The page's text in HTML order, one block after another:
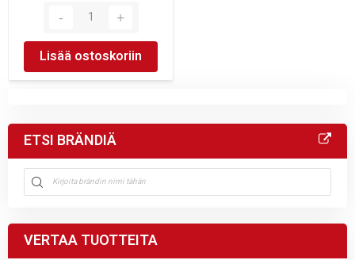
Lisää ostoskoriin
ETSI BRÄNDIÄ
VERTAA TUOTTEITA